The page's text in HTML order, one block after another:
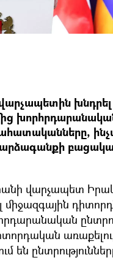
խնդրել
վարչապետ
են